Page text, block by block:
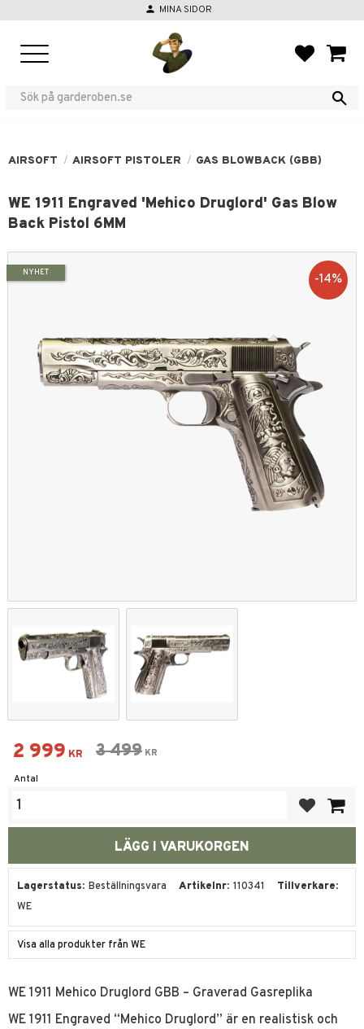
person MINA SIDOR
AIRSOFT AIRSOFT PISTOLER GAS BLOWBACK (GBB)
WE 1911 Engraved 'Mehico Druglord' Gas Blow
Back Pistol 6MM
14%
NYHET
Nedsatt pris:
2 999 KR Ordinarie pris:
3 499 KR
Antal
Lagerstatus Beställningsvara Artikelnr 110341
Tillverkare
WE
Visa alla produkter från WE
WE 1911 Mehico Druglord GBB – Graverad Gasreplika
WE 1911 Engraved “Mehico Druglord” är en realistisk och